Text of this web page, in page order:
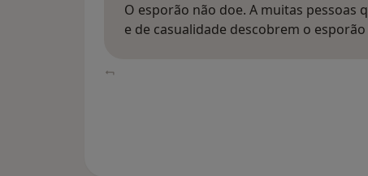
O esporão não doe. A muitas pessoas
e de casualidade descobrem o